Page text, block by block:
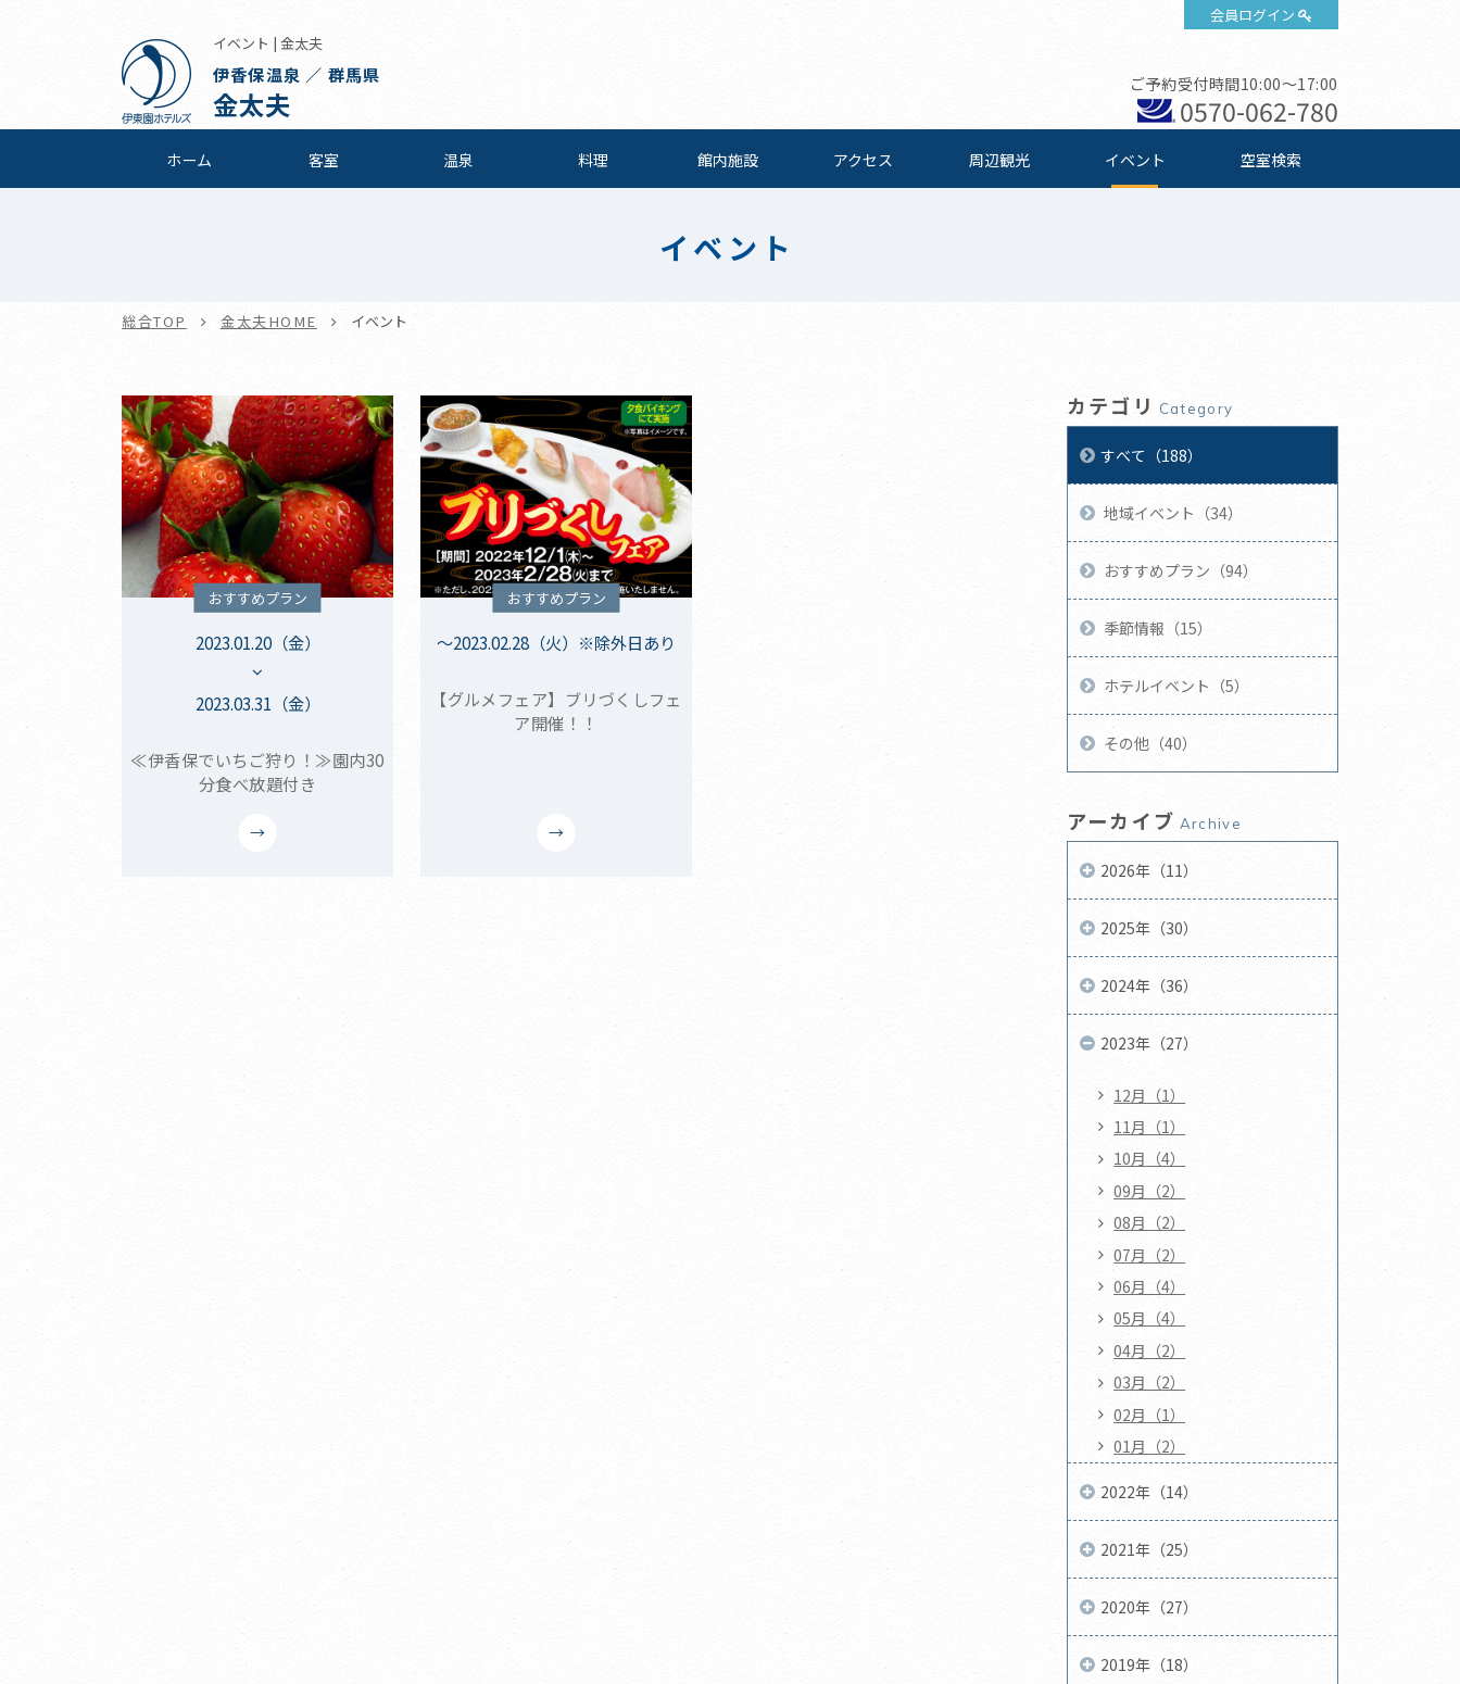
会員ログイン
イベント | 金太夫
伊香保温泉 ／ 群馬県
金太夫
ご予約受付時間10:00～17:00
0570-062-780
ホーム 客室 温泉 料理 館内施設 アクセス 周辺観光 イベント 空室検索
イベント
総合TOP 金太夫HOME イベント
おすすめプラン
2023.01.20（金）
2023.03.31（金）
≪伊香保でいちご狩り！≫園内30
分食べ放題付き
おすすめプラン
～2023.02.28（火）※除外日あり
【グルメフェア】ブリづくしフェ
ア開催！！
カテゴリ Category
すべて（188）
地域イベント（34）
おすすめプラン（94）
季節情報（15）
ホテルイベント（5）
その他（40）
アーカイブ Archive
2026年（11）
2025年（30）
2024年（36）
2023年（27）
12月（1）
11月（1）
10月（4）
09月（2）
08月（2）
07月（2）
06月（4）
05月（4）
04月（2）
03月（2）
02月（1）
01月（2）
2022年（14）
2021年（25）
2020年（27）
2019年（18）